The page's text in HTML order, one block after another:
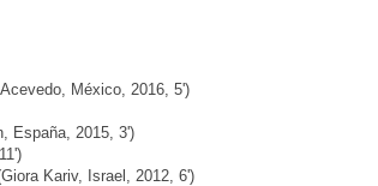
México, 2016, 5')
España, 2015, 3')
Kariv, Israel, 2012, 6')